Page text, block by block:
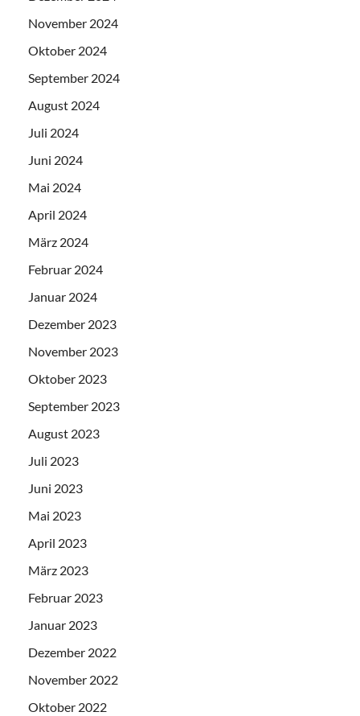
November 2024
Oktober 2024
September 2024
August 2024
Juli 2024
Juni 2024
Mai 2024
April 2024
März 2024
Februar 2024
Januar 2024
Dezember 2023
November 2023
Oktober 2023
September 2023
August 2023
Juli 2023
Juni 2023
Mai 2023
April 2023
März 2023
Februar 2023
Januar 2023
Dezember 2022
November 2022
Oktober 2022